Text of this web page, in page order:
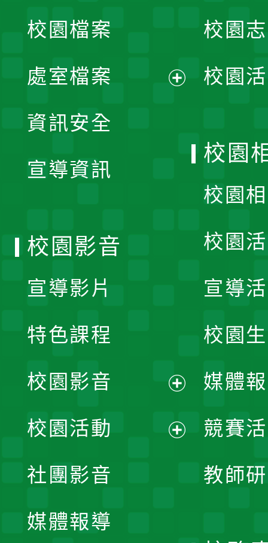
單
校園檔案
處室檔案
資訊安全
宣導資訊
校園
校園
校園
校園
校園
宣導
校園
媒體
競賽
教師
校園影音
宣導影片
特色課程
校園影音
開
校園活動
社團影音
媒體報導